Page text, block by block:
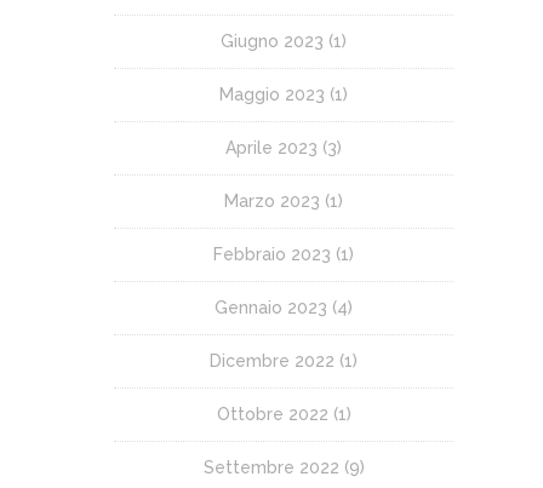
Giugno 2023 (1)
Maggio 2023 (1)
Aprile 2023 (3)
Marzo 2023 (1)
Febbraio 2023 (1)
Gennaio 2023 (4)
Dicembre 2022 (1)
Ottobre 2022 (1)
Settembre 2022 (9)